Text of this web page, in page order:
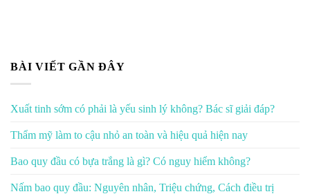
BÀI VIẾT GẦN ĐÂY
Xuất tinh sớm có phải là yếu sinh lý không? Bác sĩ giải đáp?
Thẩm mỹ làm to cậu nhỏ an toàn và hiệu quả hiện nay
Bao quy đầu có bựa trắng là gì? Có nguy hiểm không?
Nấm bao quy đầu: Nguyên nhân, Triệu chứng, Cách điều trị